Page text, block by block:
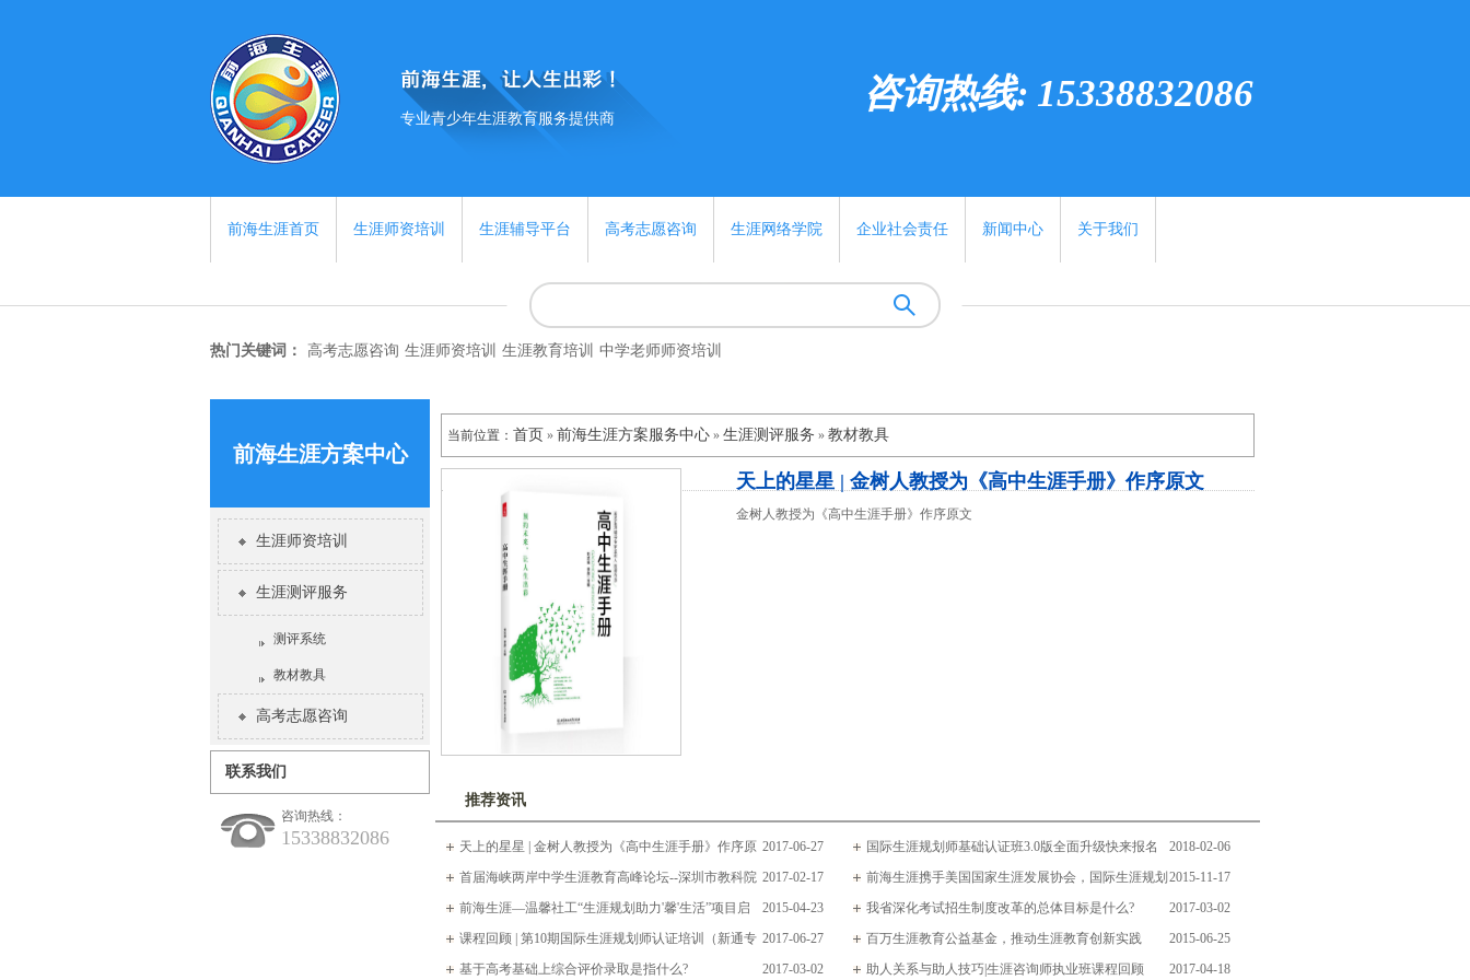
专业青少年生涯教育服务提供商
咨询热线: 15338832086
前海生涯首页 生涯师资培训 生涯辅导平台 高考志愿咨询 生涯网络学院 企业社会责任 新闻中心 关于我们
热门关键词： 高考志愿咨询 生涯师资培训 生涯教育培训 中学老师师资培训
前海生涯方案中心
生涯师资培训
生涯测评服务
测评系统
教材教具
高考志愿咨询
联系我们
咨询热线：
15338832086
当前位置： 首页 » 前海生涯方案服务中心 » 生涯测评服务 » 教材教具
天上的星星 | 金树人教授为《高中生涯手册》作序原文
金树人教授为《高中生涯手册》作序原文
推荐资讯
2017-06-27
天上的星星 | 金树人教授为《高中生涯手册》作序原
文
2018-02-06
国际生涯规划师基础认证班3.0版全面升级快来报名
吧~
2017-02-17
首届海峡两岸中学生涯教育高峰论坛--深圳市教科院
副院长宾华讲话
2015-11-17
前海生涯携手美国国家生涯发展协会，国际生涯规划
师（CDP）认证风暴来袭！！！
2015-04-23
前海生涯—温馨社工“生涯规划助力'馨'生活”项目启
动
2017-03-02
我省深化考试招生制度改革的总体目标是什么?
2017-06-27
课程回顾 | 第10期国际生涯规划师认证培训（新通专
场）圆满结束
2015-06-25
百万生涯教育公益基金，推动生涯教育创新实践
2017-03-02
基于高考基础上综合评价录取是指什么? 2017-04-18
助人关系与助人技巧|生涯咨询师执业班课程回顾